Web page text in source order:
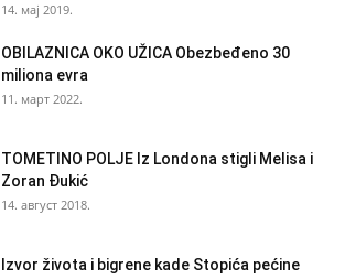
14. мај 2019.
OBILAZNICA OKO UŽICA Obezbeđeno 30
miliona evra
11. март 2022.
TOMETINO POLJE Iz Londona stigli Melisa i
Zoran Đukić
14. август 2018.
Izvor života i bigrene kade Stopića pećine